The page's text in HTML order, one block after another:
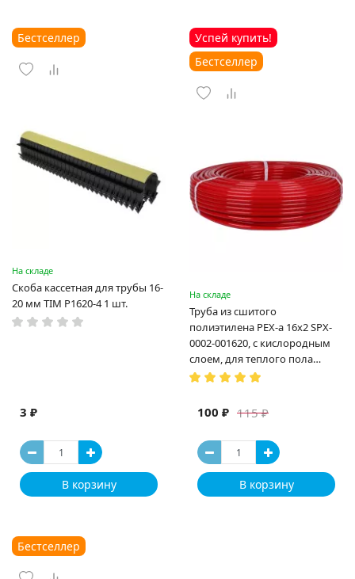
Бестселлер
На складе
Скоба кассетная для трубы 16-
20 мм TIM P1620-4 1 шт.
3 ₽
В корзину
Успей купить!
Бестселлер
На складе
Труба из сшитого
полиэтилена PEX-a 16х2 SPX-
0002-001620, с кислородным
слоем, для теплого пола
(Испания)
115 ₽
100 ₽
В корзину
Бестселлер